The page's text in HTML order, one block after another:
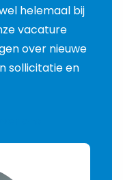
helemaal bij
vacature
over nieuwe
sollicitatie en